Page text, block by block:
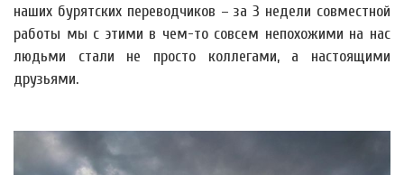
наших бурятских переводчиков – за 3 недели совместной
работы мы с этими в чем-то совсем непохожими на нас
людьми стали не просто коллегами, а настоящими
друзьями.